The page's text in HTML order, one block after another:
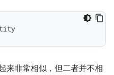
来非常相似，但二者并不相